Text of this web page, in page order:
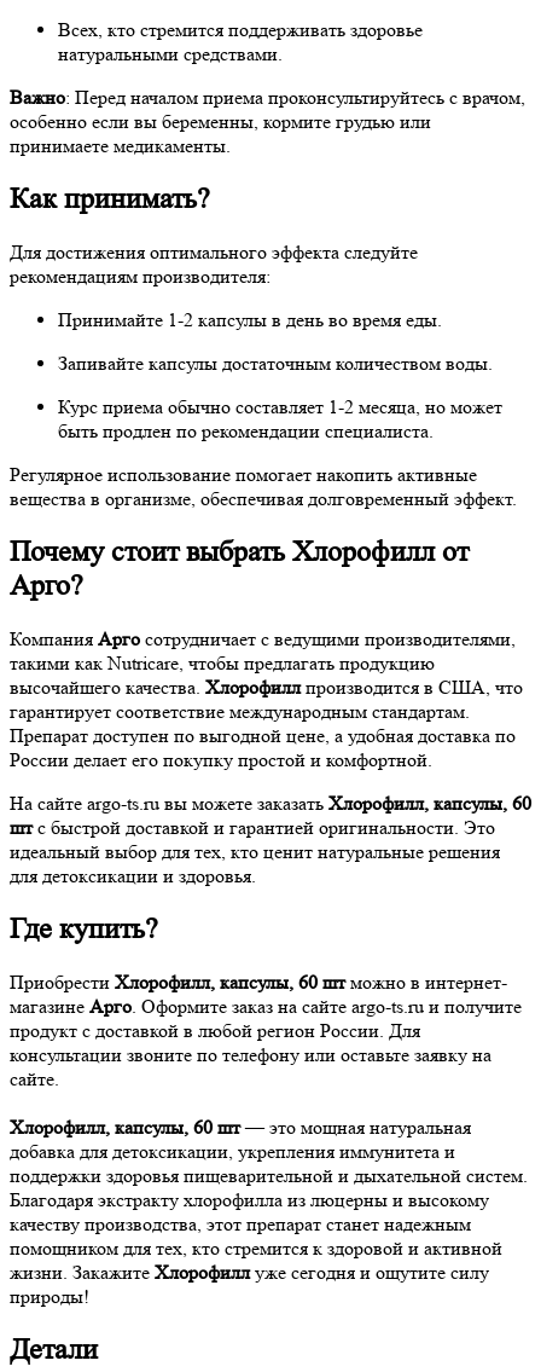
Всех, кто стремится поддерживать здоровье
натуральными средствами.
Важно: Перед началом приема проконсультируйтесь с врачом,
особенно если вы беременны, кормите грудью или
принимаете медикаменты.
Как принимать?
Для достижения оптимального эффекта следуйте
рекомендациям производителя:
Принимайте 1-2 капсулы в день во время еды.
Запивайте капсулы достаточным количеством воды.
Курс приема обычно составляет 1-2 месяца, но может
быть продлен по рекомендации специалиста.
Регулярное использование помогает накопить активные
вещества в организме, обеспечивая долговременный эффект.
Почему стоит выбрать Хлорофилл от
Арго?
Компания Арго сотрудничает с ведущими производителями,
такими как Nutricare, чтобы предлагать продукцию
высочайшего качества. Хлорофиллпроизводится в США, что
гарантирует соответствие международным стандартам.
Препарат доступен по выгодной цене, а удобная доставка по
России делает его покупку простой и комфортной.
На сайте argo-ts.ru вы можете заказать Хлорофилл, капсулы, 60
штс быстрой доставкой и гарантией оригинальности. Это
идеальный выбор для тех, кто ценит натуральные решения
для детоксикации и здоровья.
Где купить?
Приобрести Хлорофилл, капсулы, 60 штможно в интернет-
магазине Арго . Оформите заказ на сайте argo-ts.ru и получите
продукт с доставкой в любой регион России. Для
консультации звоните по телефону или оставьте заявку на
сайте.
Хлорофилл, капсулы, 60 шт— это мощная натуральная
добавка для детоксикации, укрепления иммунитета и
поддержки здоровья пищеварительной и дыхательной систем.
Благодаря экстракту хлорофилла из люцерны и высокому
качеству производства, этот препарат станет надежным
помощником для тех, кто стремится к здоровой и активной
жизни. Закажите Хлорофиллуже сегодня и ощутите силу
природы!
Детали